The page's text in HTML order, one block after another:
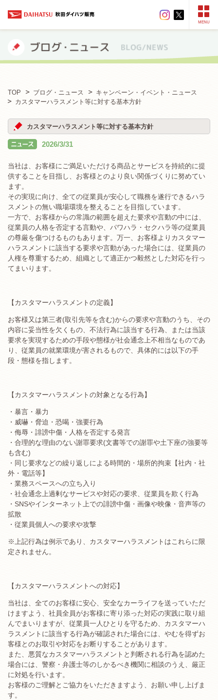
MENU
TOP ブログ・ニュース
キャンペーン・イベント・ニュース
カスタマーハラスメント等に対する基本方針
カスタマーハラスメント等に対する基本方針
2026/3/31
当社は、お客様にご満足いただける商品とサービスを持続的に提
供することを目指し、お客様とのより良い関係づくりに努めてい
ます。
その実現に向け、全ての従業員が安心して職務を遂行できるハラ
スメントの無い職場環境を整えることを目指しています。
一方で、お客様からの常識の範囲を超えた要求や言動の中には、
従業員の人格を否定する言動や、パワハラ・セクハラ等の従業員
の尊厳を傷つけるものもあります。万一、お客様よりカスタマー
ハラスメントに該当する要求や言動があった場合には、従業員の
人権を尊重するため、組織として適正かつ毅然とした対応を行っ
てまいります。
【カスタマーハラスメントの定義】
お客様又は第三者(取引先等を含む)からの要求や言動のうち、その
内容に妥当性を欠くもの、不法行為に該当する行為、または当該
要求を実現するための手段や態様が社会通念上不相当なものであ
り、従業員の就業環境が害されるもので、具体的には以下の手
段・態様を指します。
【カスタマーハラスメントの対象となる行為】
・暴言・暴力
・威嚇・脅迫・恐喝・強要行為
・侮辱・誹謗中傷・人格を否定する発言
・合理的な理由のない謝罪要求(文書等での謝罪や土下座の強要等
も含む)
・同じ要求などの繰り返しによる時間的・場所的拘束【社内・社
外・電話等】
・業務スペースへの立ち入り
・社会通念上過剰なサービスや対応の要求、従業員を欺く行為
・SNSやインターネット上での誹謗中傷・画像や映像・音声等の
拡散
・従業員個人への要求や攻撃
※上記行為は例示であり、カスタマーハラスメントはこれらに限
定されません。
【カスタマーハラスメントへの対応】
当社は、全てのお客様に安心、安全なカーライフを送っていただ
けますよう、社員全員がお客様に寄り添った対応の実践に取り組
んでまいりますが、従業員一人ひとりを守るため、カスタマーハ
ラスメントに該当する行為が確認された場合には、やむを得ずお
客様とのお取引や対応をお断りすることがあります。
また、悪質なカスタマーハラスメントと判断される行為を認めた
場合には、警察・弁護士等のしかるべき機関に相談のうえ、厳正
に対処を行います。
お客様のご理解とご協力をいただきますよう、お願い申し上げま
す。